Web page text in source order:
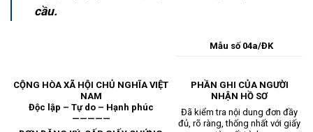
cầu.
CỘNG HÒA XÃ HỘI CHỦ NGHĨA VIỆT
NAM
Độc lập – Tự do – Hạnh phúc
—————
Mẫu số 04a/ĐK
PHẦN GHI CỦA NGƯỜI
NHẬN HỒ SƠ
Đã kiểm tra nội dung đơn đầy
đủ, rõ ràng, thống nhất với giấy